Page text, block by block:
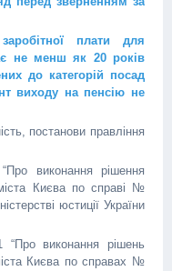
плати для
не менш як 20 років
до категорій посад
виходу на пенсію не
постанови правління
виконання рішення
Києва по справі №
юстиції України
виконання рішень
Києва по справах №